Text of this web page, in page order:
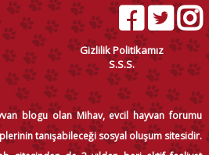
Gizlilik Politikamız
S.S.S.
blogu olan Mihav, evcil hayvan forumu
tanışabileceği sosyal oluşum sitesidir.